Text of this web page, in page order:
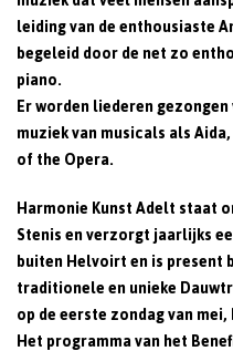
leiding van de enthousiaste
begeleid door de net zo
piano.
Er worden liederen
muziek van musicals als
of the Opera.
Harmonie Kunst Adelt staat
Stenis en verzorgt jaarlijks
buiten Helvoirt en is
traditionele en unieke
op de eerste zondag van
Het programma van het